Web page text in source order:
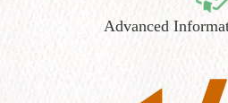
Advanced